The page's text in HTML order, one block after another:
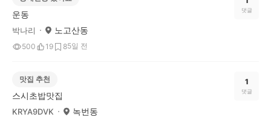
운동
박나리 노고산동
500 19 85일 전
댓글
맛집 추천
스시초밥맛집
KRYA9DVK 녹번동
1
댓글